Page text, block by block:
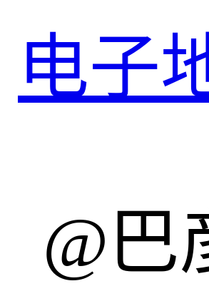
电子
@巴